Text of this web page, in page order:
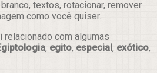
textos, rotacionar, remover
como você quiser.
com algumas
, egito, especial, exótico,